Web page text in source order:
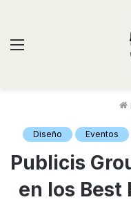
Diseño Eventos
Publicis
en los Best